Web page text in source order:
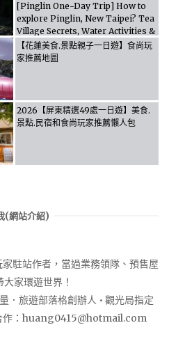
[Pinglin One-Day Trip] How to
explore Pinglin, New Taipei? Tea
Village Secrets, Water Activities &
Food, Let the guide take you
through it all!
【花蓮美食.景點親子一日遊】食尚玩
家推薦地圖
2026【屏東精選49處一日遊】美食.
景點.民宿和食尚玩家推薦懶人包
(網站介紹)
駐站作者，當過業務領隊、預售屋
家環遊世界！
．旅遊部落格創辦人 • 觀光局指定
： huang0415@hotmail.com